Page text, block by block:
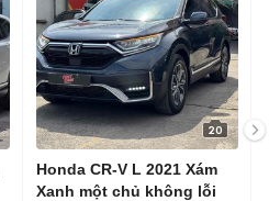
20
Honda CR-V L 2021 Xám
Xanh một chủ không lỗi